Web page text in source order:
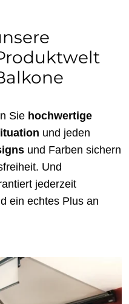
Sie hochwertige
und jeden
und Farben sichern
Und
jederzeit
ein echtes Plus an